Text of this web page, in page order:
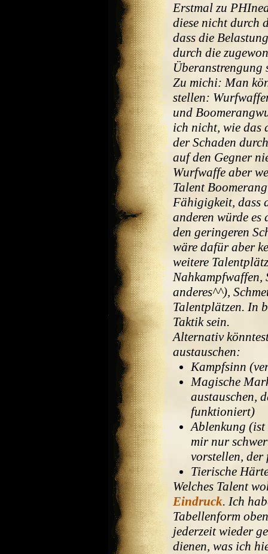
Erstmal zu
diese nicht durch
dass die
durch die
Überanstrengung
Zu michi: Man
stellen:
und
ich nicht, wie das
der Schaden
auf den Gegner
Wurfwaffe aber
Talent
Fähigigkeit, dass
anderen würde es
den geringeren
wäre dafür aber
weitere
Nahkampfwaffen,
anderes^^),
Talentplätzen. In
Taktik sein.
Alternativ
austauschen:
Kampfsinn
Magische
austauschen,
funktioniert)
Ablenkung
mir nur
vorstellen, der
Tierische
Welches Talent
Eindruck. Ich
Tabellenform
jederzeit wieder
dienen, was ich